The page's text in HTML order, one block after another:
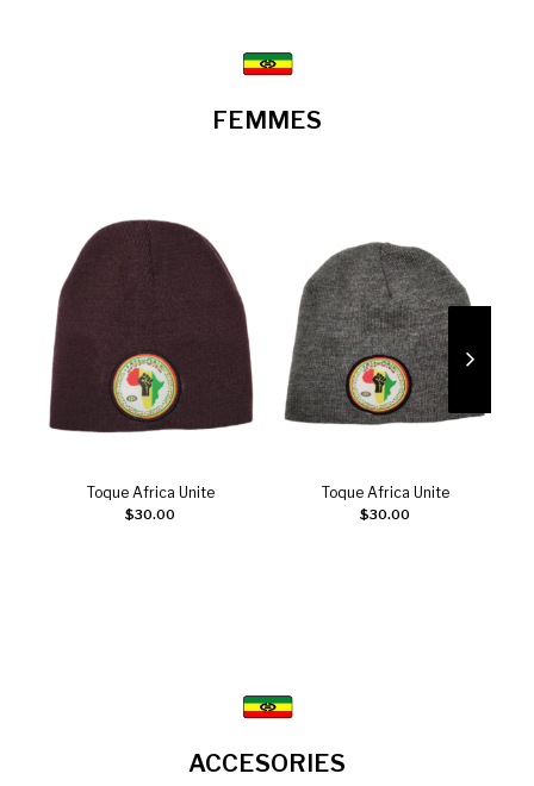
FEMMES
Choix des options
Toque Africa Unite
$30.00 Choix des options
Toque Africa Unite
$30.00
ACCESORIES